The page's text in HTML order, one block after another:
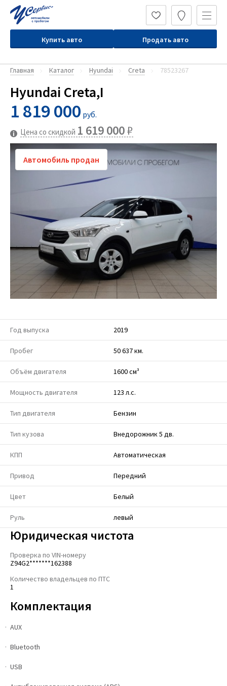
Купить авто Продать авто
Главная Каталог Hyundai Creta 78523267
Hyundai Creta,I
1 819 000 руб.
Цена со скидкой 1 619 000₽
Год выпуска 2019
Пробег 50 637 км.
Объём двигателя 1600 см³
Мощность двигателя 123 л.с.
Тип двигателя Бензин
Тип кузова Внедорожник 5 дв.
КПП Автоматическая
Привод Передний
Цвет Белый
Руль левый
Юридическая чистота
Проверка по VIN-номеру
Z94G2*******162388
Количество владельцев по ПТС
1
Комплектация
AUX
Bluetooth
USB